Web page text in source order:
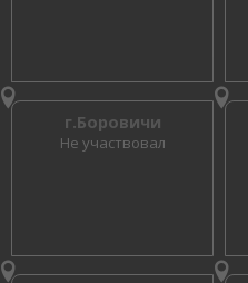
г.Боровичи
Не участвовал